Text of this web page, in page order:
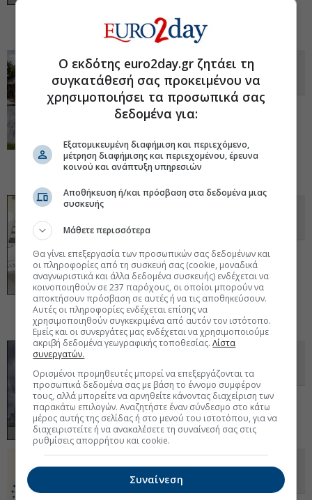
ΕΑΕΕ: Συμμετείχε στη συνάντηση
του Regional Cooperation Council
Οι συμμετέχοντες στο διάλογο τόνισαν ότι
η ασφαλιστική κάλυψη για φυσικές
συνάντηση αυτή συμμετείχαν
αντιπροσωπείες 13 οικονομιών της ΝΑ
05 Δεκ 2024 - 19:46
ασφαλίστρων το 9μηνο
Η παραγωγή από τις ασφαλίσεις κατά
ζημιών κινείται 11,2% υψηλότερα, στα 2,17
δισ. ευρώ, εκ των οποίων η παραγωγή
από την αστική ευθύνη οχημάτων
διαμορφώνεται στα 586,7 εκατ. ευρώ.
Δεκ 2024 - 15:20
ασφαλιστικών εταιρειών το 2023
Οι 35 εταιρείες που καταγράφονται έχουν
συνολικό ενεργητικό 21,2 δισ. ευρώ.29 Νοε
2024 - 13:23
για το νέο φορολογικό νομοσχέδιο
Ο εκδότης euro2day.gr ζητάει τη
συγκατάθεσή σας προκειμένου να
χρησιμοποιήσει τα προσωπικά σας
δεδομένα για:
Εξατομικευμένη διαφήμιση και περιεχόμενο,
μέτρηση διαφήμισης και περιεχομένου, έρευνα
κοινού και ανάπτυξη υπηρεσιών
Αποθήκευση ή/και πρόσβαση στα δεδομένα μιας
συσκευής
Μάθετε περισσότερα
Θα γίνει επεξεργασία των προσωπικών σας δεδομένων και
οι πληροφορίες από τη συσκευή σας (cookie, μοναδικά
αναγνωριστικά και άλλα δεδομένα συσκευής) ενδέχεται να
κοινοποιηθούν σε 237 παρόχους, οι οποίοι μπορούν να
αποκτήσουν πρόσβαση σε αυτές ή να τις αποθηκεύσουν.
Αυτές οι πληροφορίες ενδέχεται επίσης να
χρησιμοποιηθούν συγκεκριμένα από αυτόν τον ιστότοπο.
Εμείς και οι συνεργάτες μας ενδέχεται να χρησιμοποιούμε
ακριβή δεδομένα γεωγραφικής τοποθεσίας.Λίστα
συνεργατών.
Ορισμένοι προμηθευτές μπορεί να επεξεργάζονται τα
προσωπικά δεδομένα σας με βάση το έννομο συμφέρον
τους, αλλά μπορείτε να αρνηθείτε κάνοντας διαχείριση των
παρακάτω επιλογών. Αναζητήστε έναν σύνδεσμο στο κάτω
μέρος αυτής της σελίδας ή στο μενού του ιστοτόπου, για να
διαχειριστείτε ή να ανακαλέσετε τη συναίνεσή σας στις
ρυθμίσεις απορρήτου και cookie.
Συναίνεση